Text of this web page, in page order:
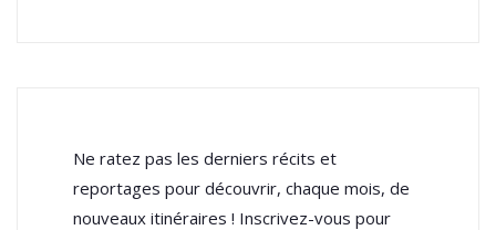
Ne ratez pas les derniers récits et
reportages pour découvrir, chaque mois, de
nouveaux itinéraires ! Inscrivez-vous pour